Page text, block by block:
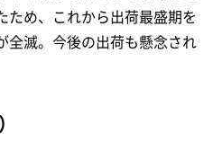
ため、これから出荷最盛期を
全滅。今後の出荷も懸念され